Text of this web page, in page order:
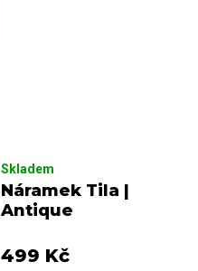
Náramek Tila |
Antique
Skladem
499 Kč